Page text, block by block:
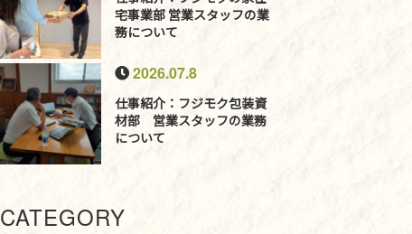
宅事業部 営業スタッフの業
務について
2026.07.8
仕事紹介：フジモク包装資
材部 営業スタッフの業務
について
CATEGORY